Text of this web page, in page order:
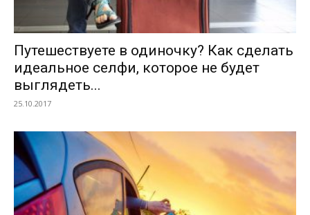
Путешествуете в одиночку? Как сделать
идеальное селфи, которое не будет
выглядеть...
25.10.2017